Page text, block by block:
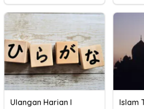
Ulangan Harian I Islam